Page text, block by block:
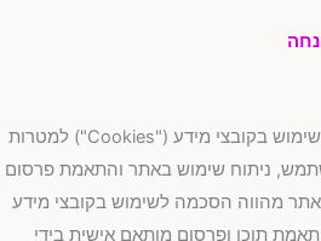
לידיעתך, באתר זה אנו עושים שימוש בקובצי מידע ("Cookies") למטרות
ניתוח שימוש באתר והתאמת פרסום
מהווה הסכמה לשימוש בקובצי מידע
תוכן ופרסום מותאם אישית בידי